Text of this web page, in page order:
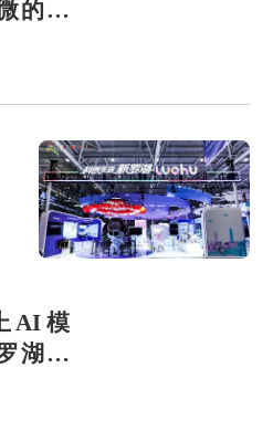
的社
AI模
湖展